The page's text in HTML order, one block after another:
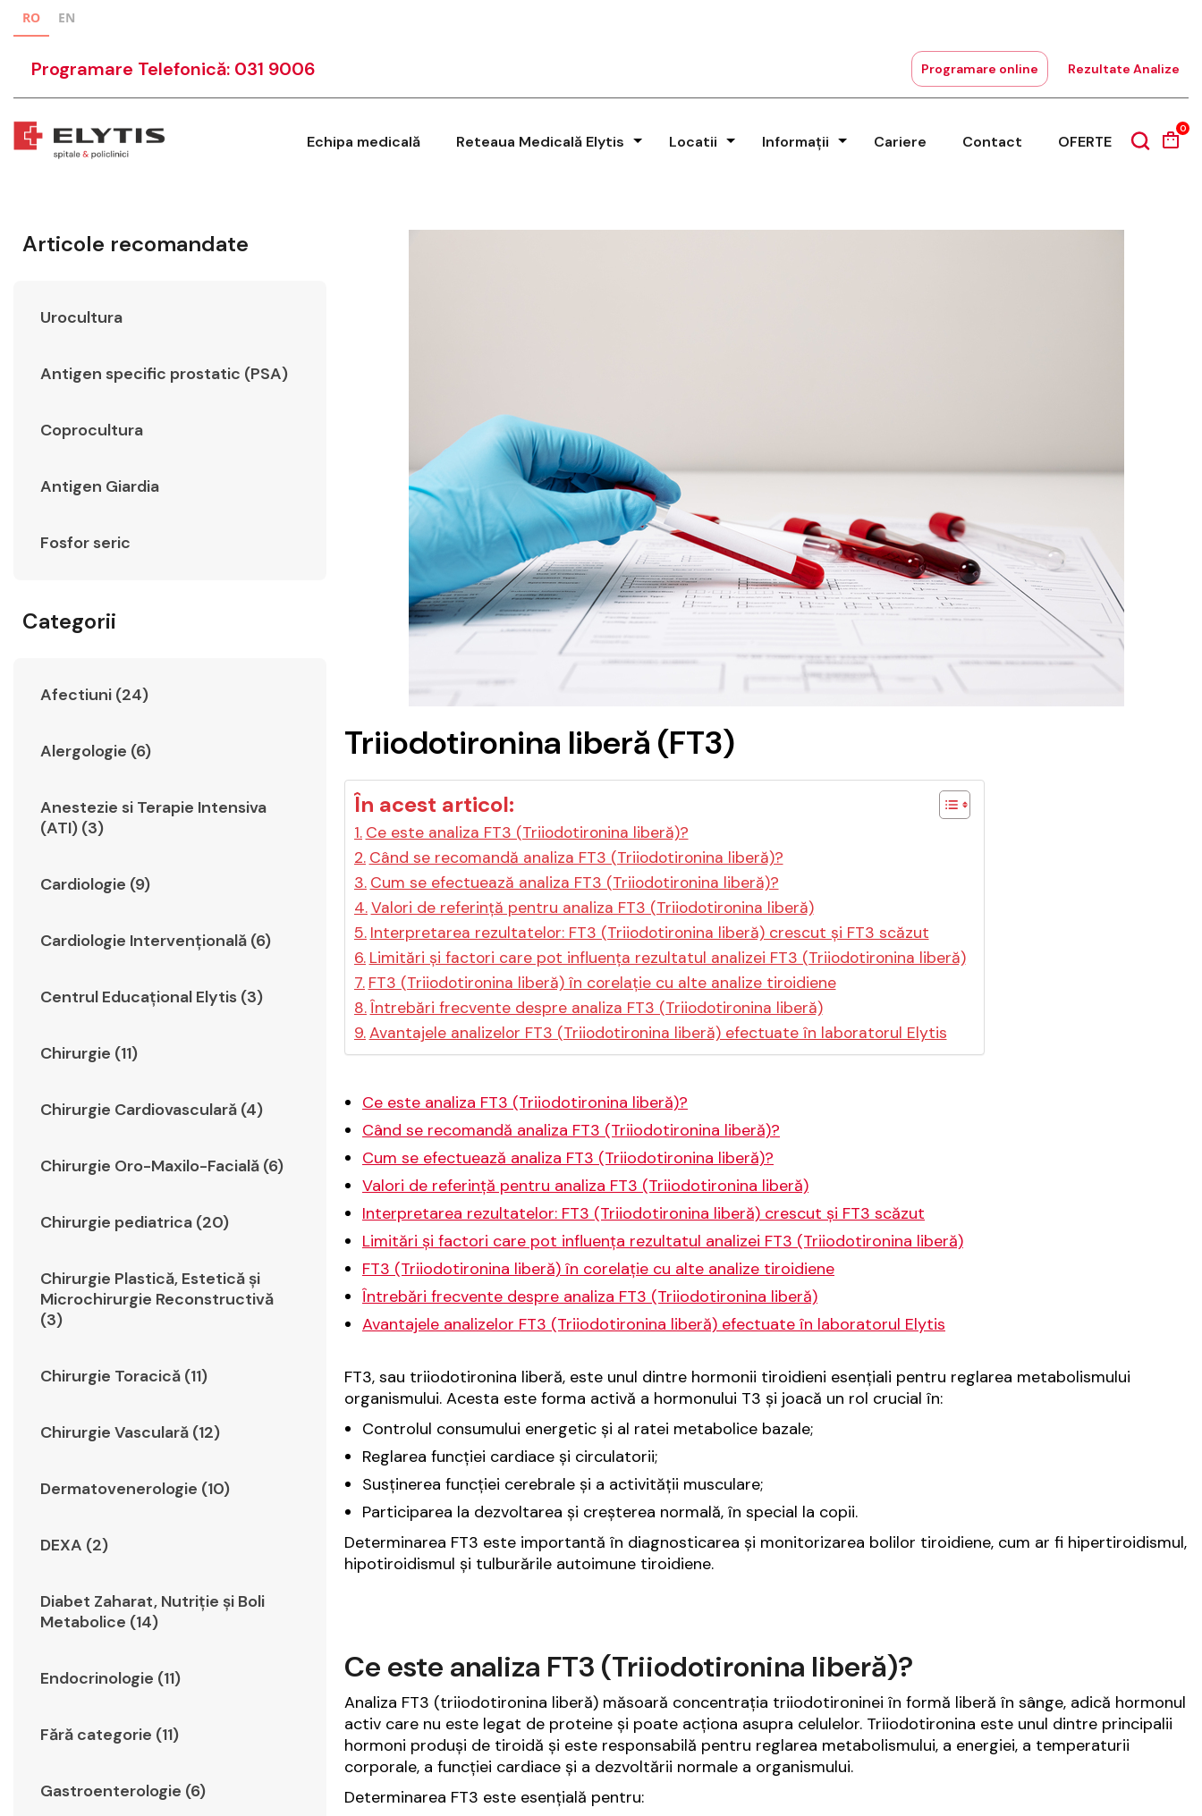
RO EN
Programare Telefonică: 031 9006 Programare online Rezultate Analize
Echipa medicală Reteaua Medicală Elytis Locatii Informații Cariere Contact OFERTE
0
Articole recomandate
Urocultura
Antigen specific prostatic (PSA)
Coprocultura
Antigen Giardia
Fosfor seric
Categorii
Afectiuni (24)
Alergologie (6)
Anestezie si Terapie Intensiva
(ATI) (3)
Cardiologie (9)
Cardiologie Intervențională (6)
Centrul Educațional Elytis (3)
Chirurgie (11)
Chirurgie Cardiovasculară (4)
Chirurgie Oro-Maxilo-Facială (6)
Chirurgie pediatrica (20)
Chirurgie Plastică, Estetică şi
Microchirurgie Reconstructivă
(3)
Chirurgie Toracică (11)
Chirurgie Vasculară (12)
Dermatovenerologie (10)
DEXA (2)
Diabet Zaharat, Nutriţie şi Boli
Metabolice (14)
Endocrinologie (11)
Fără categorie (11)
Gastroenterologie (6)
Triiodotironina liberă (FT3)
În acest articol:
Ce este analiza FT3 (Triiodotironina liberă)?
Când se recomandă analiza FT3 (Triiodotironina liberă)?
Cum se efectuează analiza FT3 (Triiodotironina liberă)?
Valori de referință pentru analiza FT3 (Triiodotironina liberă)
Interpretarea rezultatelor: FT3 (Triiodotironina liberă) crescut și FT3 scăzut
Limitări și factori care pot influența rezultatul analizei FT3 (Triiodotironina liberă)
FT3 (Triiodotironina liberă) în corelație cu alte analize tiroidiene
Întrebări frecvente despre analiza FT3 (Triiodotironina liberă)
Avantajele analizelor FT3 (Triiodotironina liberă) efectuate în laboratorul Elytis
Ce este analiza FT3 (Triiodotironina liberă)?
Când se recomandă analiza FT3 (Triiodotironina liberă)?
Cum se efectuează analiza FT3 (Triiodotironina liberă)?
Valori de referință pentru analiza FT3 (Triiodotironina liberă)
Interpretarea rezultatelor: FT3 (Triiodotironina liberă) crescut și FT3 scăzut
Limitări și factori care pot influența rezultatul analizei FT3 (Triiodotironina liberă)
FT3 (Triiodotironina liberă) în corelație cu alte analize tiroidiene
Întrebări frecvente despre analiza FT3 (Triiodotironina liberă)
Avantajele analizelor FT3 (Triiodotironina liberă) efectuate în laboratorul Elytis
FT3, sau triiodotironina liberă, este unul dintre hormonii tiroidieni esențiali pentru reglarea metabolismului
organismului. Acesta este forma activă a hormonului T3 și joacă un rol crucial în:
Controlul consumului energetic și al ratei metabolice bazale;
Reglarea funcției cardiace și circulatorii;
Susținerea funcției cerebrale și a activității musculare;
Participarea la dezvoltarea și creșterea normală, în special la copii.
Determinarea FT3 este importantă în diagnosticarea și monitorizarea bolilor tiroidiene, cum ar fi hipertiroidismul,
hipotiroidismul și tulburările autoimune tiroidiene.
Ce este analiza FT3 (Triiodotironina liberă)?
Analiza FT3 (triiodotironina liberă) măsoară concentrația triiodotironinei în formă liberă în sânge, adică hormonul
activ care nu este legat de proteine și poate acționa asupra celulelor. Triiodotironina este unul dintre principalii
hormoni produși de tiroidă și este responsabilă pentru reglarea metabolismului, a energiei, a temperaturii
corporale, a funcției cardiace și a dezvoltării normale a organismului.
Determinarea FT3 este esențială pentru: